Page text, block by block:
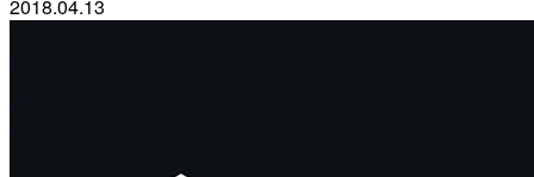
2018.04.13